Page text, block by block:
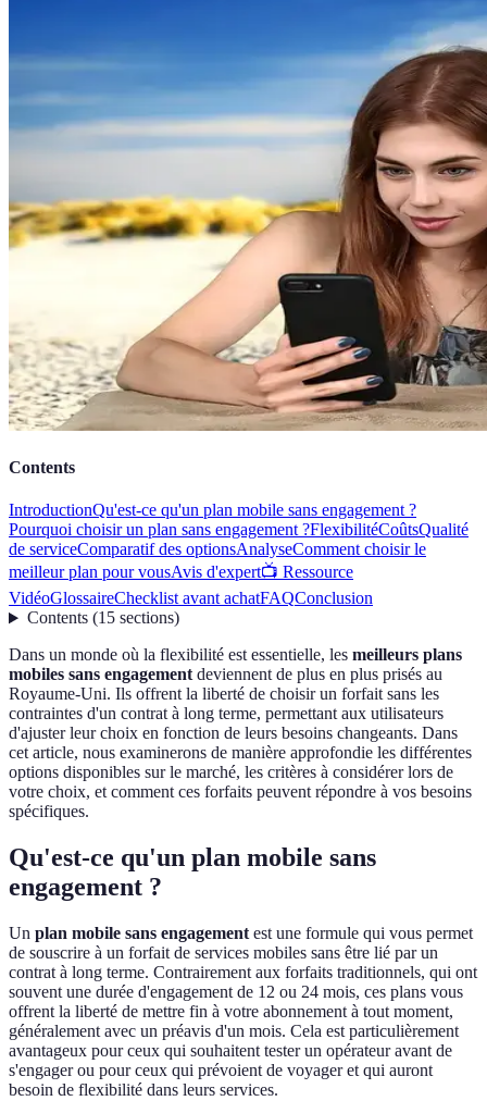
Contents
IntroductionQu'est-ce qu'un plan mobile sans engagement ?
Pourquoi choisir un plan sans engagement ?FlexibilitéCoûtsQualité
de serviceComparatif des optionsAnalyseComment choisir le
meilleur plan pour vousAvis d'expert📺 Ressource
VidéoGlossaireChecklist avant achatFAQConclusion
Contents(15 sections)
Dans un monde où la flexibilité est essentielle, les meilleurs plans
mobiles sans engagementdeviennent de plus en plus prisés au
Royaume-Uni. Ils offrent la liberté de choisir un forfait sans les
contraintes d'un contrat à long terme, permettant aux utilisateurs
d'ajuster leur choix en fonction de leurs besoins changeants. Dans
cet article, nous examinerons de manière approfondie les différentes
options disponibles sur le marché, les critères à considérer lors de
votre choix, et comment ces forfaits peuvent répondre à vos besoins
spécifiques.
Qu'est-ce qu'un plan mobile sans
engagement ?
Un plan mobile sans engagement est une formule qui vous permet
de souscrire à un forfait de services mobiles sans être lié par un
contrat à long terme. Contrairement aux forfaits traditionnels, qui ont
souvent une durée d'engagement de 12 ou 24 mois, ces plans vous
offrent la liberté de mettre fin à votre abonnement à tout moment,
généralement avec un préavis d'un mois. Cela est particulièrement
avantageux pour ceux qui souhaitent tester un opérateur avant de
s'engager ou pour ceux qui prévoient de voyager et qui auront
besoin de flexibilité dans leurs services.